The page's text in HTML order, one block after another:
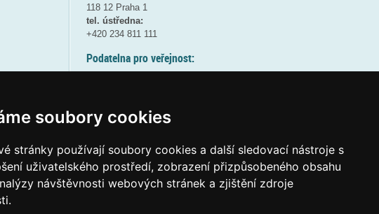
soubory cookies
stránky používají soubory cookies a další sledovací nástroje s
uživatelského prostředí, zobrazení přizpůsobeného obsahu
návštěvnosti webových stránek a zjištění zdroje
118 12 Praha 1
tel. ústředna:
+420 234 811 111
Podatelna pro veřejnost:
(více informací
Elektronická podatelna:
posta@msmtgov cz